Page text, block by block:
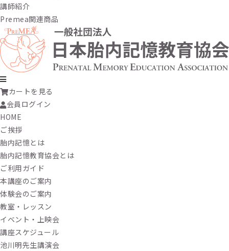
講師紹介
Premea関連商品
カートを見る
会員ログイン
HOME
ご挨拶
胎内記憶とは
胎内記憶教育協会とは
ご利用ガイド
本講座のご案内
体験会のご案内
教室・レッスン
イベント・上映会
講座スケジュール
池川明先生講演会